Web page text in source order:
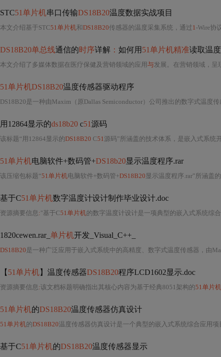
STC51单片机串口传输DS18B20温度数据实战项目
本文介绍基于STC51单片机和DS18B20传感器的温度采集系统，通过1-Wire协议实现多
DS18B20单总线通信的时序详解 ： 如何用 51单片机精准读取温
本文介绍了多媒体数据在医疗保健及营销领域的应用与发展。在营销领域，呈现短形式视频、用户生成内容等趋势；在医疗保健领域，可用于疾
51单片机DS18B20温度传感器驱动程序
DS18B20是一种由Maxim（原Dallas Semiconductor）公司推出的数字式温度
用12864显示的ds18b20 c51源码
该标题“用12864显示的DS18B20 C51源码”所涵盖的技术体系，是嵌入式系统
51单片机电脑软件+数码管+DS18b20显示温度程序.rar
该压缩包标题“51单片机电脑软件+数码管+DS18B20 显示温度程序.rar”所涵盖的技术体系，是典型
基于C51单片机数字温度计设计制作毕业设计.doc
资源摘要信息:"基于C51单片机的数字温度计设计是一项典型的嵌入式系统综合应用项目，其核
1820cewen.rar_ 单片机开发_Visual_C++_
DS18B20是一种广泛应用于嵌入式系统中的高精度、数字式温度传感器，由
【 51单片机】温度传感器DS18B20程序LCD1602显示.doc
资源摘要信息:该文档标题明确指出其核心内容为基于经典8051架构的51单片机
51单片机的DS18B20温度传感器仿真设计
51单片机的DS18B20温度传感器仿真设计是一个典型的嵌入式系统综合应用
基于C51单片机的DS18B20温度传感器显示